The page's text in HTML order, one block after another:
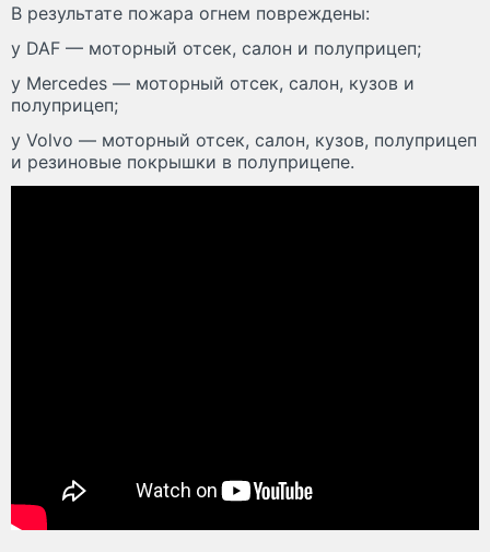
В результате пожара огнем повреждены:
у DAF — моторный отсек, салон и полуприцеп;
у Mercedes — моторный отсек, салон, кузов и
полуприцеп;
у Volvo — моторный отсек, салон, кузов, полуприцеп
и резиновые покрышки в полуприцепе.